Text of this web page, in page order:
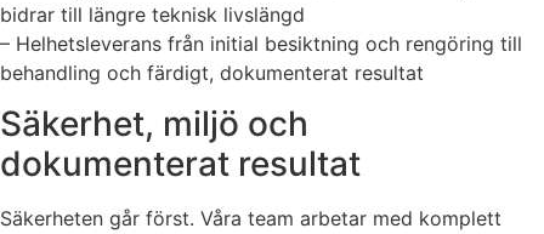
bidrar till längre teknisk livslängd
– Helhetsleverans från initial besiktning och rengöring till
behandling och färdigt, dokumenterat resultat
Säkerhet, miljö och
dokumenterat resultat
Säkerheten går först. Våra team arbetar med komplett